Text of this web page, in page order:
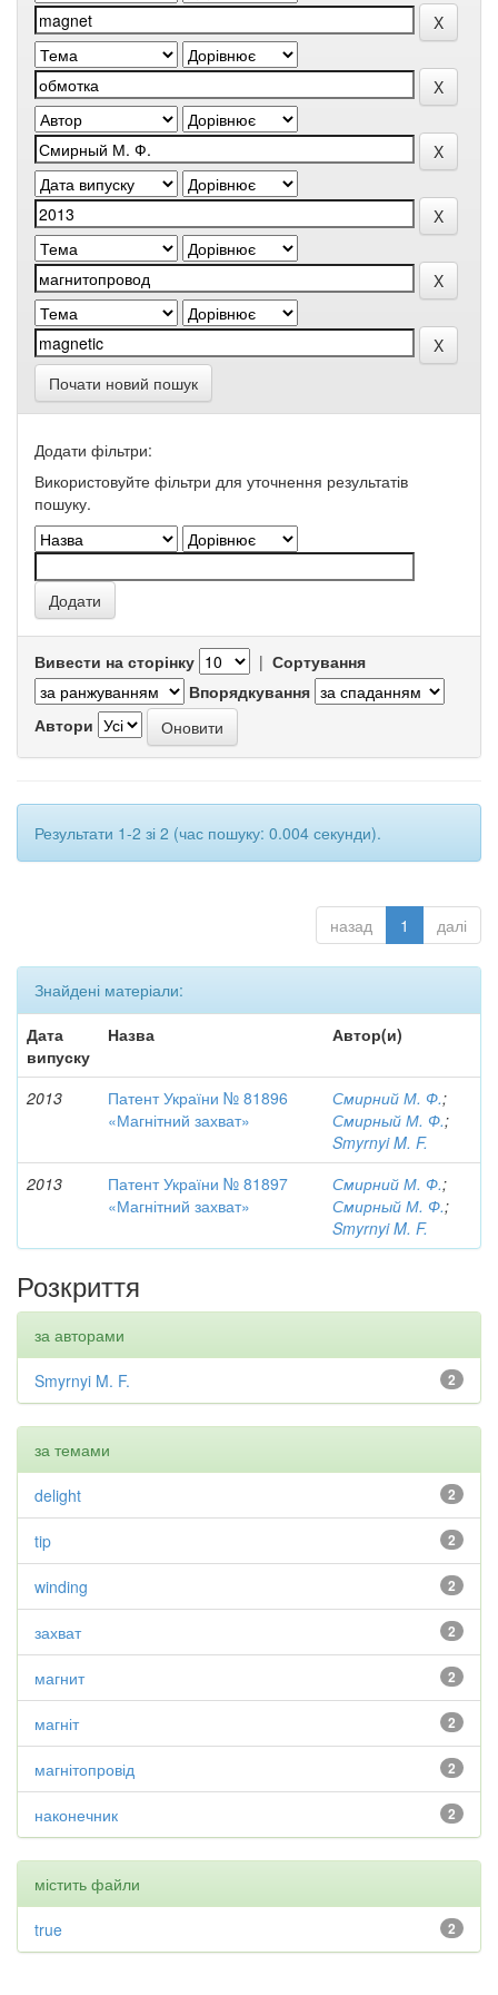
Почати новий пошук
Додати фільтри:
Використовуйте фільтри для уточнення результатів
пошуку.
Вивести на сторінку | Сортування
Впорядкування
Автори
Результати 1-2 зі 2 (час пошуку: 0.004 секунди).
назад 1 далі
Знайдені матеріали:
Дата
випуску
Назва Автор(и)
2013
Патент України № 81896
«Магнітний захват»
Смирний М. Ф.;
Смирный М. Ф.;
Smyrnyi M. F.
2013
Патент України № 81897
«Магнітний захват»
Смирний М. Ф.;
Смирный М. Ф.;
Smyrnyi M. F.
Розкриття
за авторами
2
Smyrnyi M. F.
за темами
2
delight
2
tip
2
winding
2
захват
2
магнит
2
магніт
2
магнітопровід
2
наконечник
містить файли
2
true